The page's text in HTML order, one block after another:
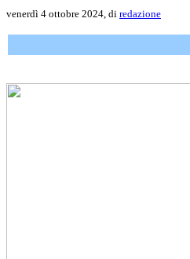
venerdì 4 ottobre 2024, di redazione